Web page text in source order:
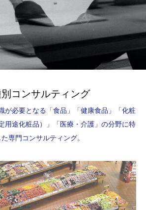
コンサルティング
が必要となる「食品」「健康食品」「化粧
用途化粧品）」「医療・介護」の分野に特
専門コンサルティング。